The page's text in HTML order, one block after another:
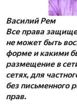
Василий Рем
Все права
не может быть
форме и какими
размещение в
сетях, для
без письменного
прав.